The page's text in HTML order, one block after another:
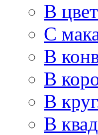
В
С
В
В
В
В